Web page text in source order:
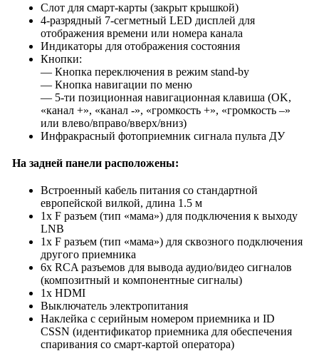
Слот для смарт-карты (закрыт крышкой)
4-разрядный 7-сегметный LED дисплей для
отображения времени или номера канала
Индикаторы для отображения состояния
Кнопки:
— Кнопка переключения в режим stand-by
— Кнопка навигации по меню
— 5-ти позиционная навигационная клавиша (OK,
«канал +», «канал -», «громкость +», «громкость –»
или влево/вправо/вверх/вниз)
Инфракрасный фотоприемник сигнала пульта ДУ
На задней панели расположены:
Встроенный кабель питания со стандартной
европейской вилкой, длина 1.5 м
1x F разъем (тип «мама») для подключения к выходу
LNB
1x F разъем (тип «мама») для сквозного подключения
другого приемника
6x RCA разъемов для вывода аудио/видео сигналов
(композитный и компонентные сигналы)
1x HDMI
Выключатель электропитания
Наклейка с серийным номером приемника и ID
CSSN (идентификатор приемника для обеспечения
спаривания со смарт-картой оператора)